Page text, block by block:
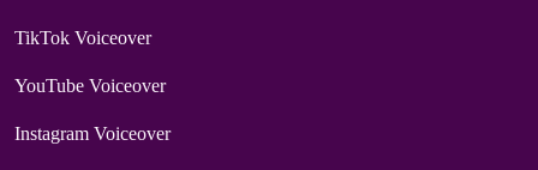
TikTok Voiceover
YouTube Voiceover
Instagram Voiceover